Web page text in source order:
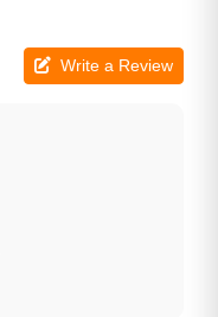
Write a Review